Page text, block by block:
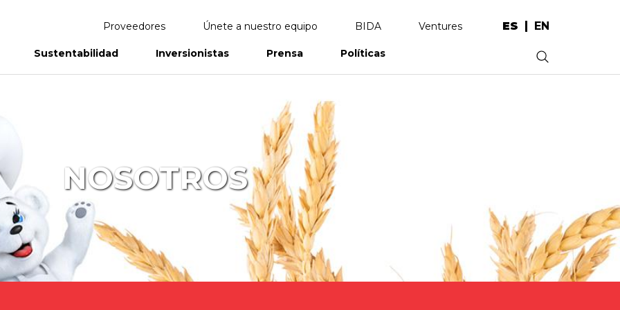
Proveedores Únete a nuestro equipo BIDA Ventures ES EN
Sustentabilidad Inversionistas Prensa Políticas .
NOSOTROS